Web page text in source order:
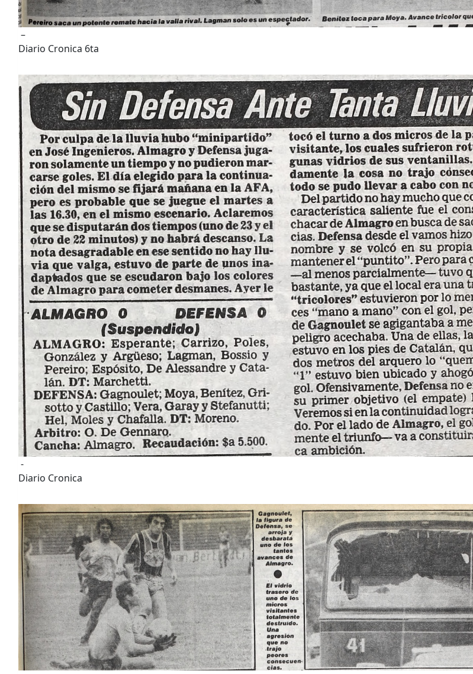
–
Diario Cronica 6ta
-
Diario Cronica